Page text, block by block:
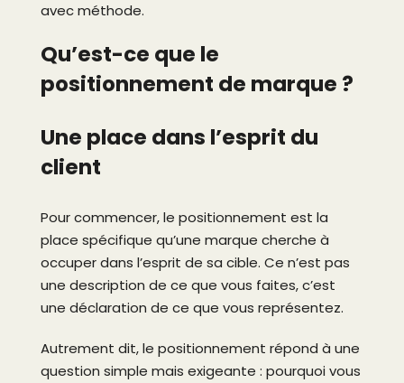
avec méthode.
Qu’est-ce que le
positionnement de marque ?
Une place dans l’esprit du
client
Pour commencer, le positionnement est la
place spécifique qu’une marque cherche à
occuper dans l’esprit de sa cible. Ce n’est pas
une description de ce que vous faites, c’est
une déclaration de ce que vous représentez.
Autrement dit, le positionnement répond à une
question simple mais exigeante : pourquoi vous